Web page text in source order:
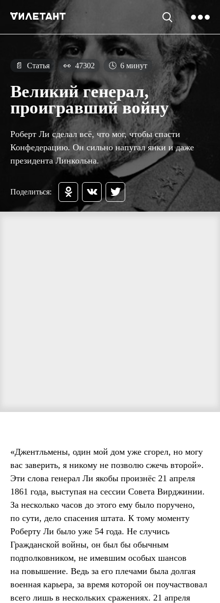
📄 Статья 👀 47302 🕓 6 минут
Великий генерал,
проигравший войну
Роберт Ли сделал всё, что мог, чтобы спасти
Конфедерацию. Он сильно напугал янки и даже
президента Линкольна.
Поделиться:
«Джентльмены, один мой дом уже сгорел, но могу
вас заверить, я никому не позволю сжечь второй».
Эти слова генерал Ли якобы произнёс 21 апреля
1861 года, выступая на сессии Совета Вирджинии.
За несколько часов до этого ему было поручено,
по сути, дело спасения штата. К тому моменту
Роберту Ли было уже 54 года. Не случись
Гражданской войны, он был бы обычным
подполковником, не имевшим особых шансов
на повышение. Ведь за его плечами была долгая
военная карьера, за время которой он поучаствовал
всего лишь в нескольких сражениях. 21 апреля